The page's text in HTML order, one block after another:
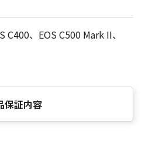
C400、EOS C500 Mark II、
保証内容